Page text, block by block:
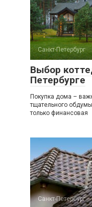
Санкт-Петербург
Выбор
Петербурге
Покупка дома –
тщательного
только финансовая
Санкт-Петербург